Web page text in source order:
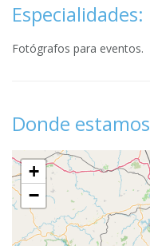
Especialidades:
Fotógrafos para eventos.
Donde estamos
+
−